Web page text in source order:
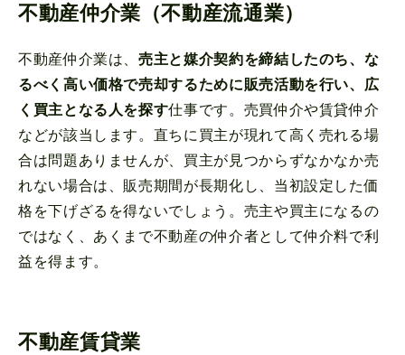
不動産仲介業（不動産流通業）
不動産仲介業は、売主と媒介契約を締結したのち、な
るべく高い価格で売却するために販売活動を行い、広
く買主となる人を探す仕事です。売買仲介や賃貸仲介
などが該当します。直ちに買主が現れて高く売れる場
合は問題ありませんが、買主が見つからずなかなか売
れない場合は、販売期間が長期化し、当初設定した価
格を下げざるを得ないでしょう。売主や買主になるの
ではなく、あくまで不動産の仲介者として仲介料で利
益を得ます。
不動産賃貸業